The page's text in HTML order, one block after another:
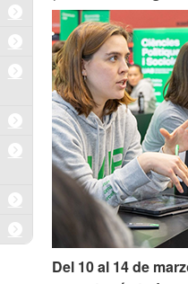
Del 10 al 14 de